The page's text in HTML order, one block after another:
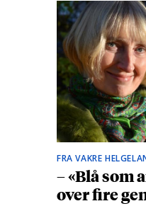
FRA VAKRE
– «Blå som
over fire